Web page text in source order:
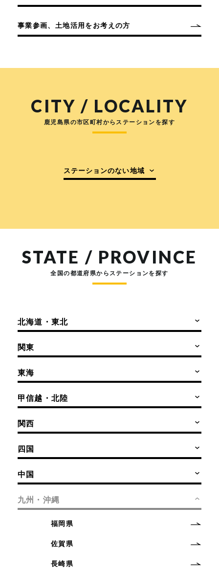
事業参画、土地活用をお考えの方
CITY / LOCALITY
鹿児島県の市区町村からステーションを探す
ステーションのない地域
STATE / PROVINCE
全国の都道府県からステーションを探す
北海道・東北
関東
東海
甲信越・北陸
関西
四国
中国
九州・沖縄
福岡県
佐賀県
長崎県